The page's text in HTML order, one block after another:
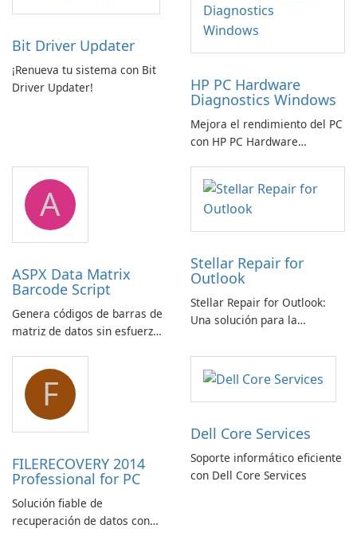
Bit Driver Updater
¡Renueva tu sistema con Bit
Driver Updater!
HP PC Hardware
Diagnostics Windows
Mejora el rendimiento del PC
con HP PC Hardware
A
ASPX Data Matrix
Barcode Script
Genera códigos de barras de
matriz de datos sin esfuerzo
barras de matriz de datos
ASPX
Stellar Repair for
Outlook
Stellar Repair for Outlook:
Una solución para la
electrónico
F
FILERECOVERY 2014
Professional for PC
Solución fiable de
recuperación de datos con
Dell Core Services
Soporte informático eficiente
con Dell Core Services